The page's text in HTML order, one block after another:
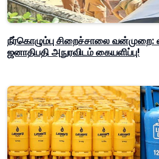
நீர்கொழும்பு சிறைச்சாலை
ஜனாதிபதி அநுரவிடம் கையளிப்பு!